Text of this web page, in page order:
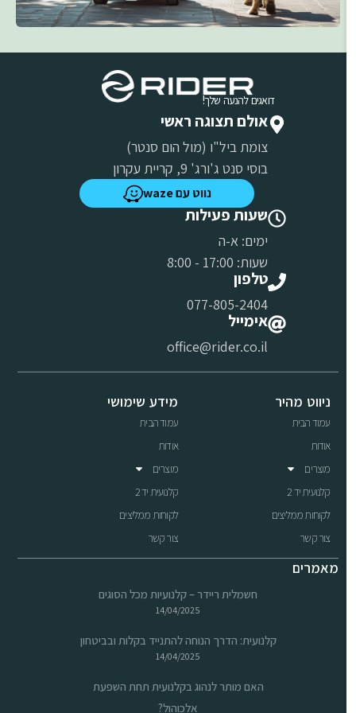
דואגים להנעה שלך!
אולם תצוגה ראשי
צומת ביל"ו (מול הום סנטר)
בוסי סנט ג'ורג' 9, קריית עקרון
נווט עם waze
שעות פעילות
ימים: א-ה
שעות: 17:00 - 8:00
טלפון
077-805-2404
אימייל
office@rider.co.il
ניווט מהיר
עמוד הבית
אודות
מוצרים
קלנועית יד 2
לקוחות ממליצים
צור קשר
מידע שימושי
עמוד הבית
אודות
מוצרים
קלנועית יד 2
לקוחות ממליצים
צור קשר
מאמרים
חשמלית ריידר – קלנועיות מכל הסוגים
14/04/2025
קלנועית: הדרך הנוחה להתנייד בקלות ובביטחון
14/04/2025
האם מותר לנהוג בקלנועית תחת השפעת
אלכוהול?